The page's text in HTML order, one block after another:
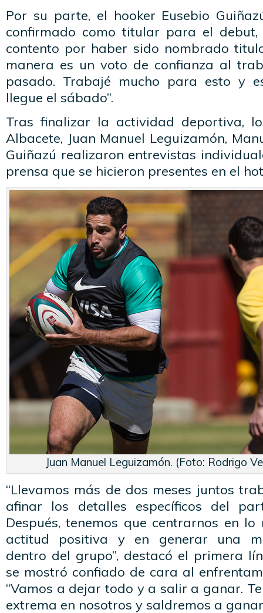
Por su parte, el hooker Eusebio
confirmado como titular para el debut,
contento por haber sido nombrado
manera es un voto de confianza al
pasado. Trabajé mucho para esto y
llegue el sábado”.
Tras finalizar la actividad deportiva,
Albacete, Juan Manuel Leguizamón,
Guiñazú realizaron entrevistas
prensa que se hicieron presentes en el
Juan Manuel Leguizamón. (Foto: Rodrigo
“Llevamos más de dos meses juntos
afinar los detalles específicos del
Después, tenemos que centrarnos en
actitud positiva y en generar una
dentro del grupo”, destacó el primera
se mostró confiado de cara al
“Vamos a dejar todo y a salir a ganar.
extrema en nosotros y saldremos a